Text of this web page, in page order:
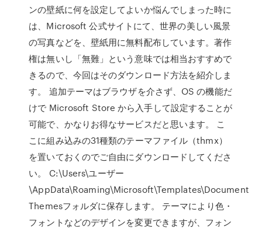
ンの壁紙に何を設定してよいか悩んでしまった時に
は、Microsoft 公式サイトにて、世界の美しい風景
の写真などを、壁紙用に無料配布しています。著作
権は無いし「無難」という意味では相当おすすめで
きるので、今回はそのダウンロード方法を紹介しま
す。 追加テーマはブラウザを介さず、OS の機能だ
けで Microsoft Store から入手して設定することが
可能で、かなりお得なサービスだと思います。 こ
こに組み込みの31種類のテーマファイル（thmx）
を置いておくのでご自由にダウンロードしてくださ
い。 C:\Users\ユーザー
\AppData\Roaming\Microsoft\Templates\Document
Themesフォルダに保存します。 テーマにより色・
フォントなどのデザインを変更できますが、フォン